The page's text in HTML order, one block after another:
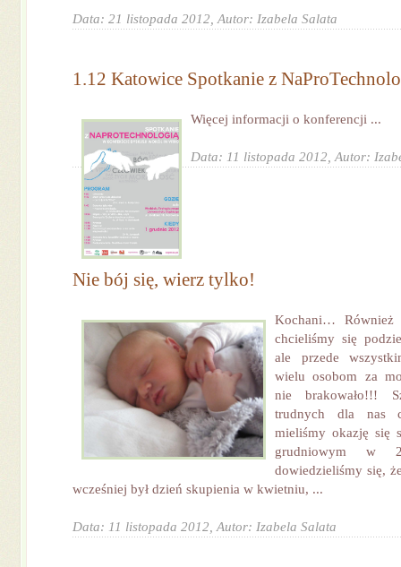
Data: 21 listopada 2012, Autor: Izabela Salata
1.12 Katowice Spotkanie z
Więcej informacji o konferencji ...
Data: 11 listopada 2012,Autor:
Nie bój się, wierz tylko!
Kochani…
chcieliśmy się
ale przede
wielu osobom za
nie brakowało!!!
trudnych dla nas
mieliśmy okazję się
grudniowym w
dowiedzieliśmy się,
wcześniej był dzień skupienia w kwietniu, ...
Data: 11 listopada 2012, Autor: Izabela Salata